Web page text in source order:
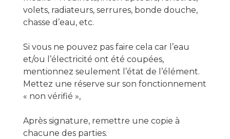
volets, radiateurs, serrures, bonde douche,
chasse d’eau, etc.
Si vous ne pouvez pas faire cela car l’eau
et/ou l’électricité ont été coupées,
mentionnez seulement l’état de l’élément.
Mettez une réserve sur son fonctionnement
« non vérifié »,
Après signature, remettre une copie à
chacune des parties.